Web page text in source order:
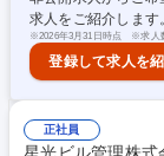
万円 賞与33万円×2回) 募集職種 【東京/施工図作成】Tfas・Rebro
有！BIM作成業務も
求人をご紹介します
※2026年3月31日時点 ※求人
登録して求人を
正社員